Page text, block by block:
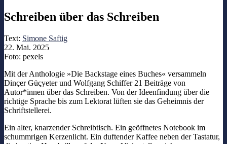
Schreiben über das Schreiben
Text: Simone Saftig
22. Mai. 2025
Foto: pexels
Mit der Anthologie »Die Backstage eines Buches« versammeln
Dinçer Güçyeter und Wolfgang Schiffer 21 Beiträge von
Autor*innen über das Schreiben. Von der Ideenfindung über die
richtige Sprache bis zum Lektorat lüften sie das Geheimnis der
Schriftstellerei.
Ein alter, knarzender Schreibtisch. Ein geöffnetes Notebook im
schummrigen Kerzenlicht. Ein duftender Kaffee neben der Tastatur,